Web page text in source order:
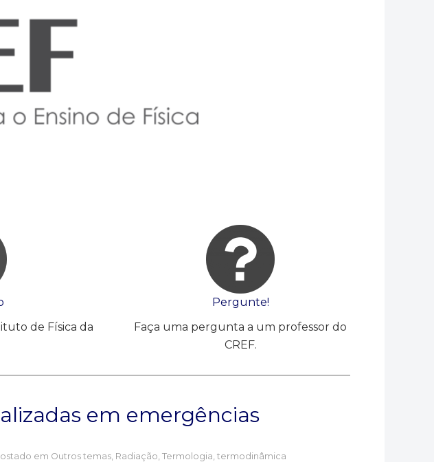
de Física da
Pergunte!
Faça uma pergunta a um professor do
CREF.
em emergências
em Outros temas, Radiação, Termologia, termodinâmica